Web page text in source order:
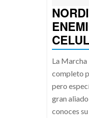
La
completo
pero
gran
conoces